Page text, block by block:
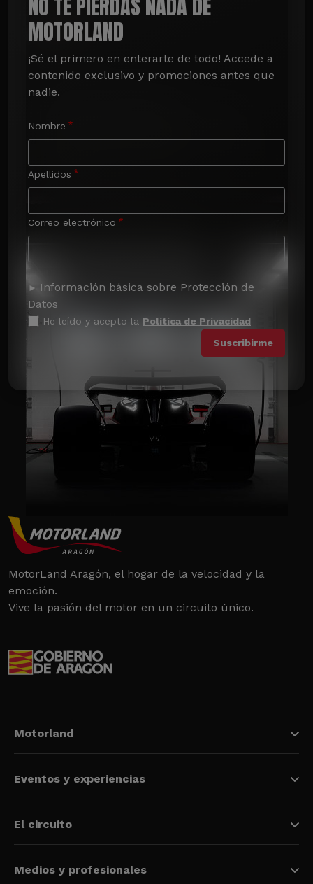
NO TE PIERDAS NADA DE
MOTORLAND
¡Sé el primero en enterarte de todo! Accede a
contenido exclusivo y promociones antes que
nadie.
Nombre
Apellidos
Correo electrónico
Información básica sobre Protección de
Datos
He leído y acepto la Política de Privacidad
MotorLand Aragón, el hogar de la velocidad y la
emoción.
Vive la pasión del motor en un circuito único.
Motorland
Eventos y experiencias
El circuito
Medios y profesionales